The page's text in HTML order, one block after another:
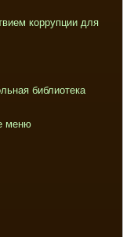
коррупции для
библиотека
меню